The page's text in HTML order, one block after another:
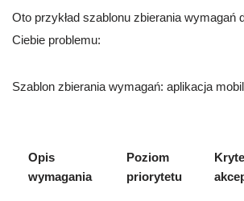
Oto przykład szablonu zbierania wymagań
Ciebie problemu:
Szablon zbierania wymagań: aplikacja
Opis
wymagania
Poziom
priorytetu